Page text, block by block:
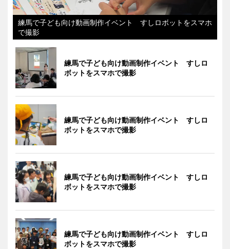
練馬で子ども向け動画制作イベント すしロボットをスマホ
で撮影
練馬で子ども向け動画制作イベント すしロ
ボットをスマホで撮影
練馬で子ども向け動画制作イベント すしロ
ボットをスマホで撮影
練馬で子ども向け動画制作イベント すしロ
ボットをスマホで撮影
練馬で子ども向け動画制作イベント すしロ
ボットをスマホで撮影